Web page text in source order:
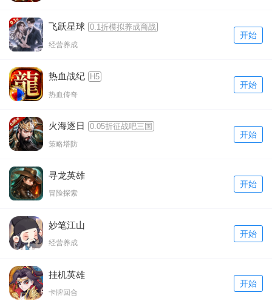
飞跃星球 0.1折模拟养成商战
经营养成
开始
热血战纪 H5
热血传奇
开始
火海逐日 0.05折征战吧三国
策略塔防
开始
寻龙英雄
冒险探索
开始
妙笔江山
经营养成
开始
挂机英雄
卡牌回合
开始